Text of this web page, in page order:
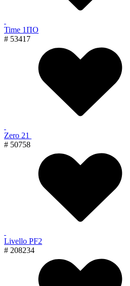
Time 1ПО
# 53417
Zero 21
# 50758
Livello PF2
# 208234